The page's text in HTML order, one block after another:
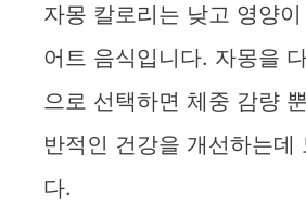
자몽 칼로리는 낮고 영양
어트 음식입니다. 자몽을
으로 선택하면 체중 감량
반적인 건강을 개선하는데
다.